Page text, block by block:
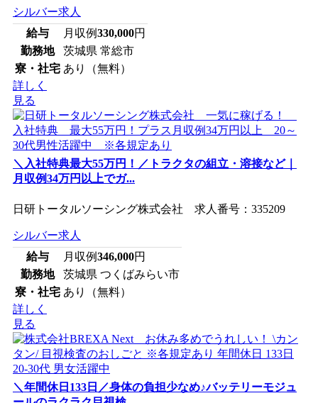
シルバー求人
給与
月収例330,000円
勤務地
茨城県 常総市
寮・社宅 あり（無料）
詳しく
見る
＼入社特典最大55万円！／トラクタの組立・溶接など｜
月収例34万円以上でガ...
日研トータルソーシング株式会社 求人番号：335209
シルバー求人
給与
月収例346,000円
勤務地
茨城県 つくばみらい市
寮・社宅 あり（無料）
詳しく
見る
＼年間休日133日／身体の負担少なめ♪バッテリーモジュ